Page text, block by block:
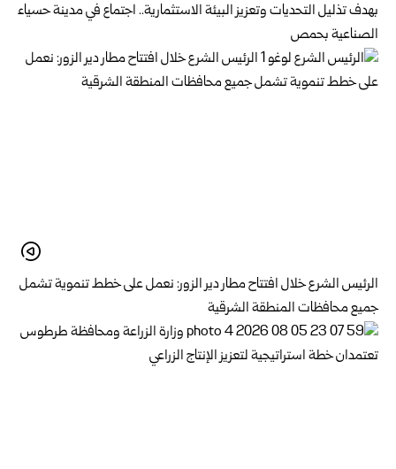
بهدف تذليل التحديات وتعزيز البيئة الاستثمارية.. اجتماع في مدينة حسياء
الصناعية بحمص
الرئيس الشرع خلال افتتاح مطار دير الزور: نعمل على خطط تنموية تشمل
جميع محافظات المنطقة الشرقية